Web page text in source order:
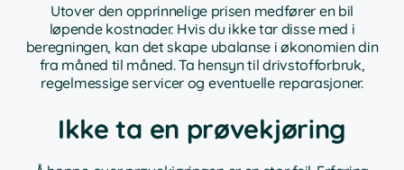
Utover den opprinnelige prisen medfører en bil
løpende kostnader. Hvis du ikke tar disse med i
beregningen, kan det skape ubalanse i økonomien din
fra måned til måned. Ta hensyn til drivstofforbruk,
regelmessige servicer og eventuelle reparasjoner.
Ikke ta en prøvekjøring